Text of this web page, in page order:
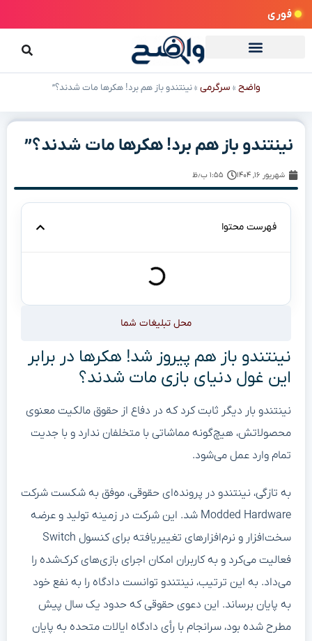
فوری
واضح » سرگرمی »نینتندو باز هم برد! هکرها مات شدند؟”
نینتندو باز هم برد! هکرها مات شدند؟”
شهریور ۱۶, ۱۴۰۴ ۱:۵۵ ب٫ظ
فهرست محتوا
محل تبلیغات شما
نینتندو باز هم پیروز شد! هکرها در برابر
این غول دنیای بازی مات شدند؟
نینتندو بار دیگر ثابت کرد که در دفاع از حقوق مالکیت معنوی
محصولاتش، هیچ‌گونه مماشاتی با متخلفان ندارد و با جدیت
تمام وارد عمل می‌شود.
به تازگی، نینتندو در پرونده‌ای حقوقی، موفق به شکست شرکت
Modded Hardware شد. این شرکت در زمینه تولید و عرضه
سخت‌افزار و نرم‌افزارهای تغییریافته برای کنسول Switch
فعالیت می‌کرد و به کاربران امکان اجرای بازی‌های کرک‌شده را
می‌داد. به این ترتیب، نینتندو توانست دادگاه را به نفع خود
به پایان برساند. این دعوی حقوقی که حدود یک سال پیش
مطرح شده بود، سرانجام با رأی دادگاه ایالات متحده به پایان